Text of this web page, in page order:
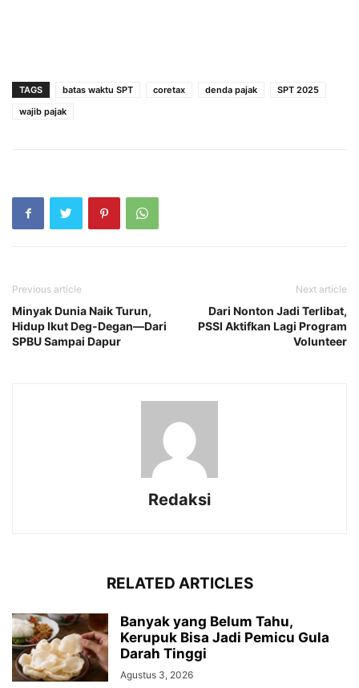
TAGS batas waktu SPT coretax denda pajak
SPT 2025
wajib pajak
Previous article
Minyak Dunia Naik Turun,
Hidup Ikut Deg-Degan—Dari
SPBU Sampai Dapur
Next article
Dari Nonton Jadi Terlibat,
PSSI Aktifkan Lagi Program
Volunteer
Redaksi
RELATED ARTICLES
Banyak yang Belum Tahu,
Kerupuk Bisa Jadi Pemicu Gula
Darah Tinggi
Agustus 3, 2026